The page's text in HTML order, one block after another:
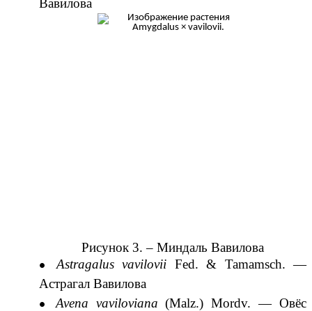
Вавилова
Рисунок 3. – Миндаль Вавилова
Astragalus vavilovii Fed. & Tamamsch. —
Астрагал Вавилова
Avena vaviloviana (Malz.)Mordv. —Овёс